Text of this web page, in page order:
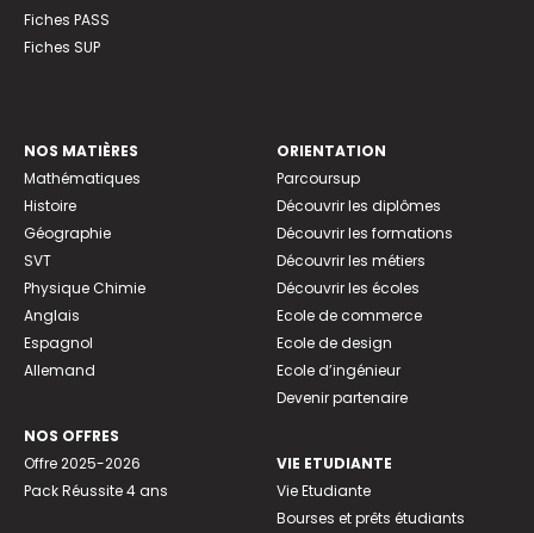
Fiches PASS
Fiches SUP
NOS MATIÈRES
Mathématiques
Histoire
Géographie
SVT
Physique Chimie
Anglais
Espagnol
Allemand
NOS OFFRES
Offre 2025-2026
Pack Réussite 4 ans
ORIENTATION
Parcoursup
Découvrir les diplômes
Découvrir les formations
Découvrir les métiers
Découvrir les écoles
Ecole de commerce
Ecole de design
Ecole d’ingénieur
Devenir partenaire
VIE ETUDIANTE
Vie Etudiante
Bourses et prêts étudiants